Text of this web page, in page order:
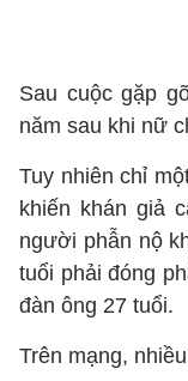
Sau cuộc gặp
năm sau khi nữ
Tuy nhiên chỉ
khiến khán giả
người phẫn nộ
tuổi phải đóng
đàn ông 27 tuổi.
Trên mạng,